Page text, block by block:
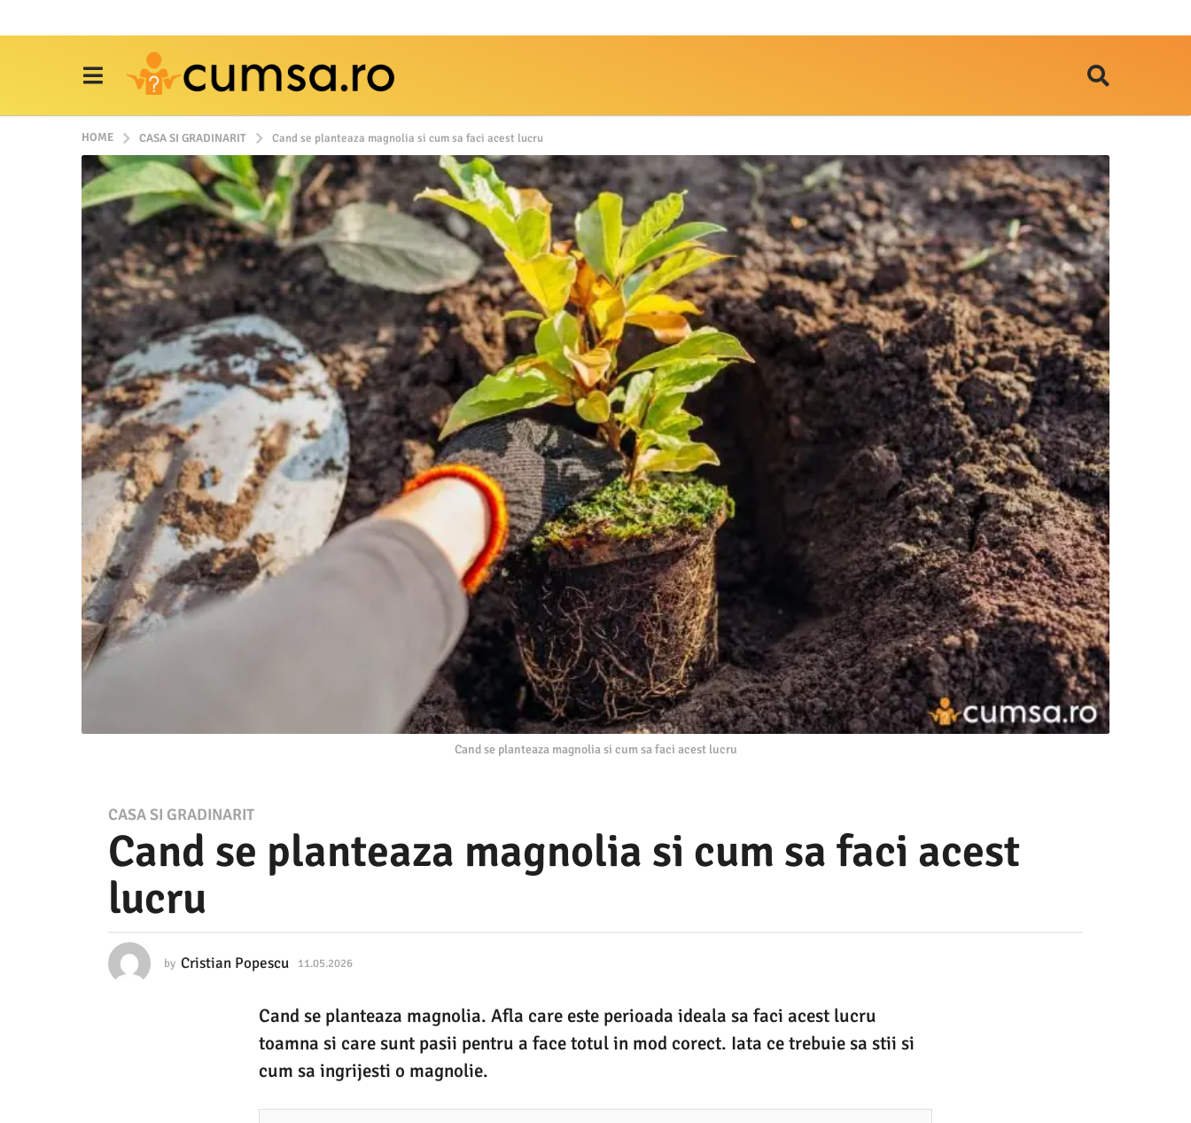
HOME CASA SI GRADINARIT Cand se planteaza magnolia si cum sa faci acest lucru
Cand se planteaza magnolia si cum sa faci acest lucru
1
1
.
.
2
CASA SI GRADINARIT
Cand se planteaza magnolia si cum sa faci acest
lucru
by Cristian Popescu 11.05.2026
0
.
2
0
6
Cand se planteaza magnolia. Afla care este perioada ideala sa faci acest lucru
toamna si care sunt pasii pentru a face totul in mod corect. Iata ce trebuie sa stii si
cum sa ingrijesti o magnolie.